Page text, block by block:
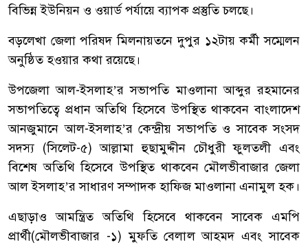
বিভিন্ন ইউনিয়ন ও ওয়ার্ড পর্যায়ে ব্যাপক প্রস্তুতি চলছে।
বড়লেখা জেলা পরিষদ মিলনায়তনে দুপুর ১২টায় কর্মী সম্মেলন
অনুষ্ঠিত হওয়ার কথা রয়েছে।
উপজেলা আল-ইসলাহ’র সভাপতি মাওলানা আব্দুর রহমানের
সভাপতিত্বে প্রধান অতিথি হিসেবে উপস্থিত থাকবেন বাংলাদেশ
আনজুমানে আল-ইসলাহ’র কেন্দ্রীয় সভাপতি ও সাবেক সংসদ
সদস্য (সিলেট-৫) আল্লামা হুছামুদ্দীন চৌধুরী ফুলতলী এবং
বিশেষ অতিথি হিসেবে উপস্থিত থাকবেন মৌলভীবাজার জেলা
আল ইসলাহ’র সাধারণ সম্পাদক হাফিজ মাওলানা এনামুল হক।
এছাড়াও আমন্ত্রিত অতিথি হিসেবে থাকবেন সাবেক এমপি
প্রার্থী(মৌলভীবাজার -১) মুফতি বেলাল আহমদ এবং সাবেক